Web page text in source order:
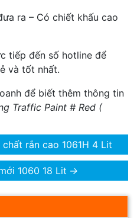
ra – Có chiết khấu cao
tiếp đến số hotline để
và tốt nhất.
để biết thêm thông tin
Traffic Paint # Red (
rắn cao 1061H 4 Lit
1060 18 Lit →